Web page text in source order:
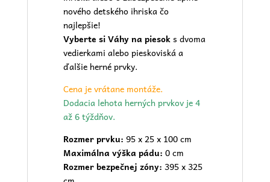
novéhodetského ihriska čo
najlepšie!
Vyberte si Váhy na piesok s dvoma
vedierkami alebo pieskoviská a
ďalšie herné prvky.
Cena je vrátane montáže.
Dodacia lehota herných prvkov je 4
až 6 týždňov.
Rozmer prvku: 95 x 25 x 100 cm
Maximálna výška pádu: 0 cm
Rozmer bezpečnej zóny: 395 x 325